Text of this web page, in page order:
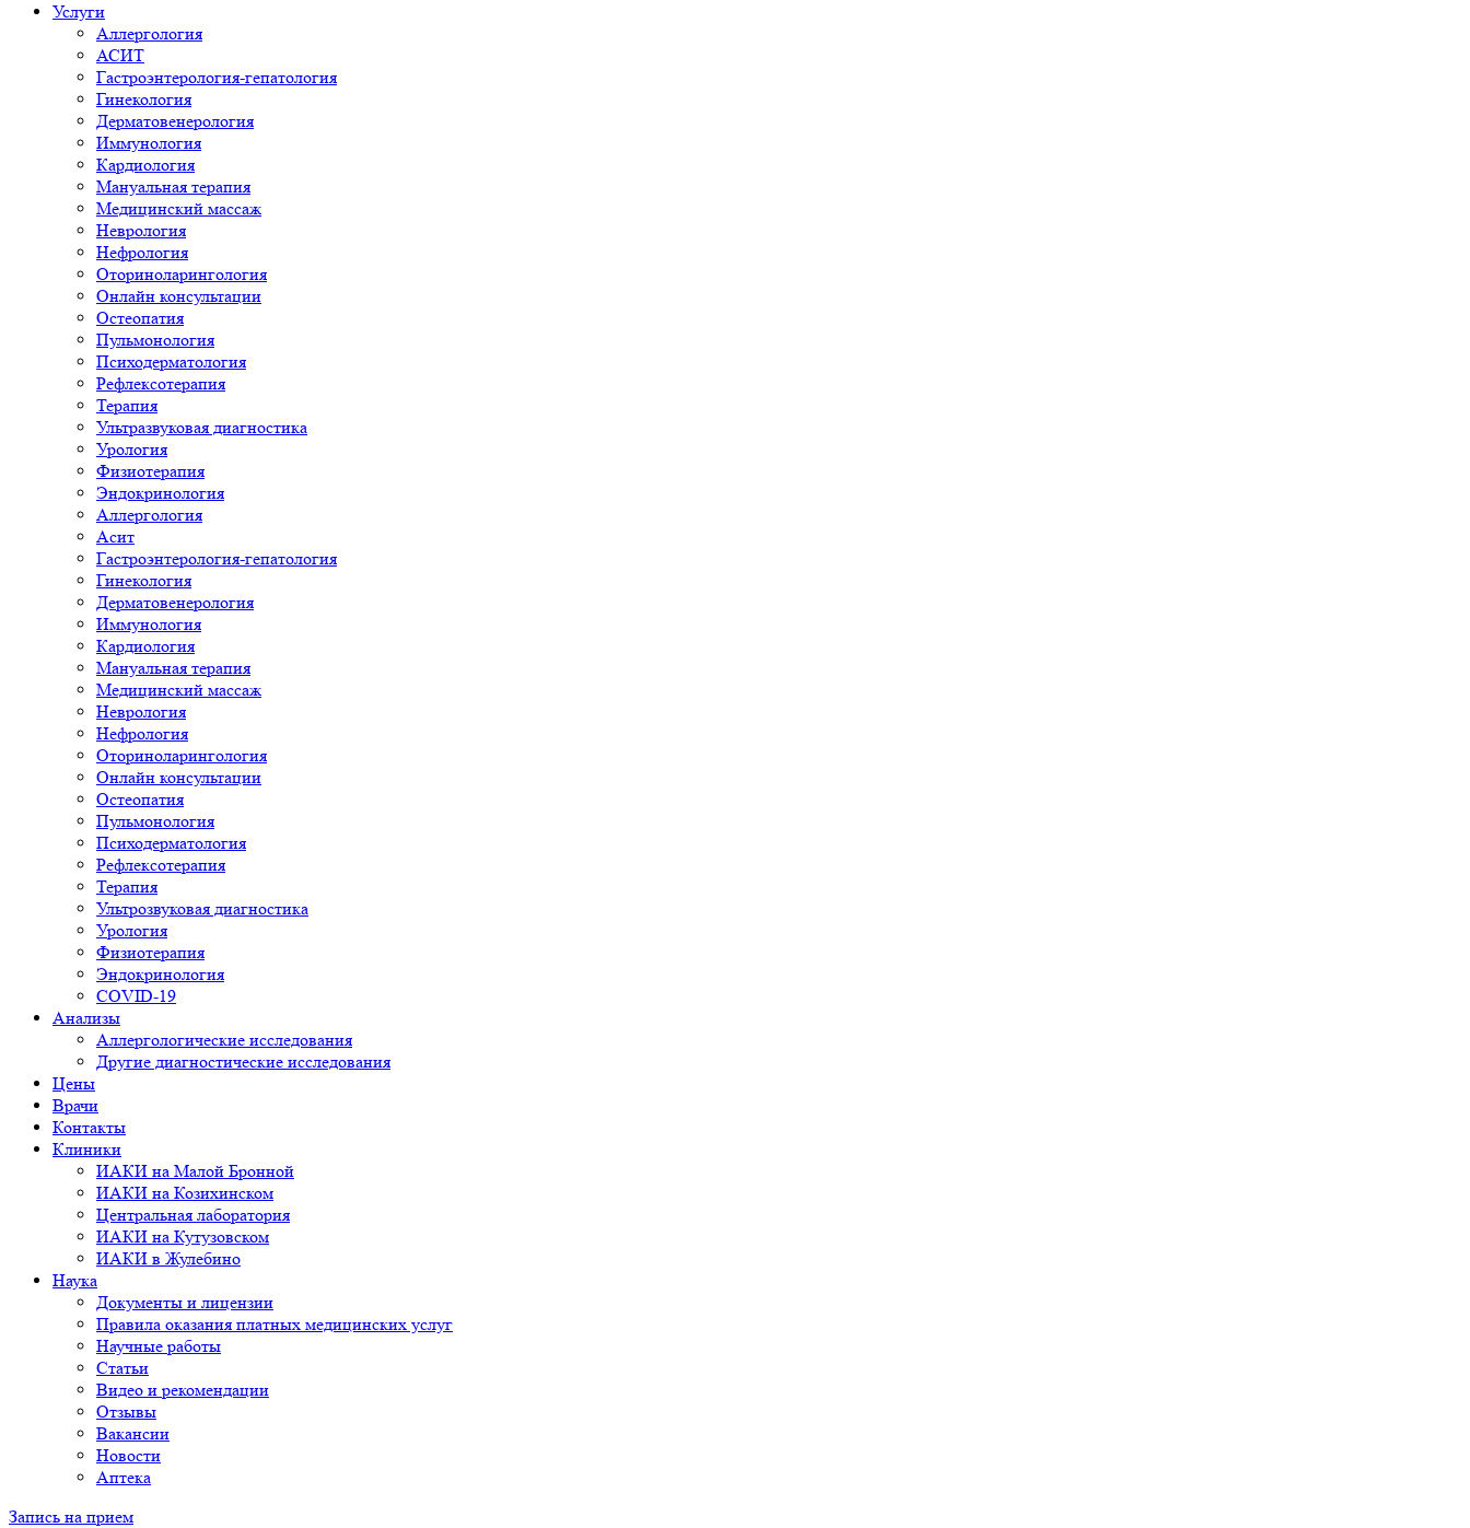
Услуги
Аллергология
АСИТ
Гастроэнтерология-гепатология
Гинекология
Дерматовенерология
Иммунология
Кардиология
Мануальная терапия
Медицинский массаж
Неврология
Нефрология
Оториноларингология
Онлайн консультации
Остеопатия
Пульмонология
Психодерматология
Рефлексотерапия
Терапия
Ультразвуковая диагностика
Урология
Физиотерапия
Эндокринология
Аллергология
Асит
Гастроэнтерология-гепатология
Гинекология
Дерматовенерология
Иммунология
Кардиология
Мануальная терапия
Медицинский массаж
Неврология
Нефрология
Оториноларингология
Онлайн консультации
Остеопатия
Пульмонология
Психодерматология
Рефлексотерапия
Терапия
Ультрозвуковая диагностика
Урология
Физиотерапия
Эндокринология
COVID-19
Анализы
Аллергологические исследования
Другие диагностические исследования
Цены
Врачи
Контакты
Клиники
ИАКИ на Малой Бронной
ИАКИ на Козихинском
Центральная лаборатория
ИАКИ на Кутузовском
ИАКИ в Жулебино
Наука
Документы и лицензии
Правила оказания платных медицинских услуг
Научные работы
Статьи
Видео и рекомендации
Отзывы
Вакансии
Новости
Аптека
Запись на прием